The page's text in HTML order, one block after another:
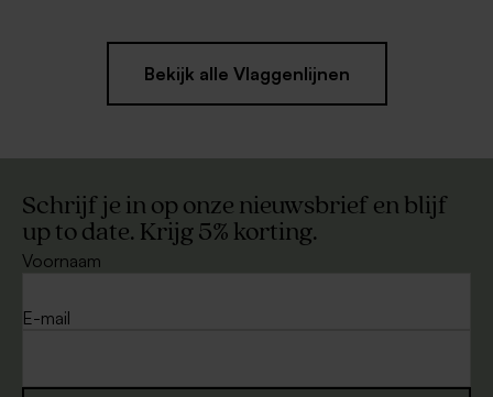
Bekijk alle Vlaggenlijnen
Schrijf je in op onze nieuwsbrief en blijf
up to date. Krijg 5% korting.
Voornaam
E-mail